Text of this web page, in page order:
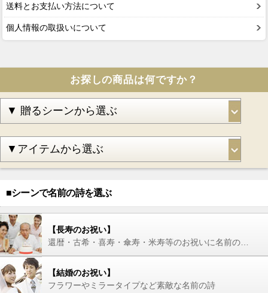
送料とお支払い方法について
個人情報の取扱いについて
お探しの商品は何ですか？
■シーンで名前の詩を選ぶ
【長寿のお祝い】
【結婚のお祝い】
フラワーやミラータイプなど素敵な名前の詩